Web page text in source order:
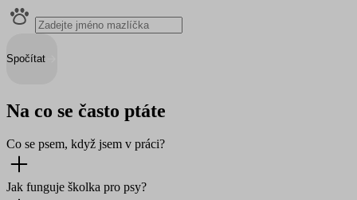
Spočítat
Na co se často ptáte
Co se psem, když jsem v práci?
Jak funguje školka pro psy?